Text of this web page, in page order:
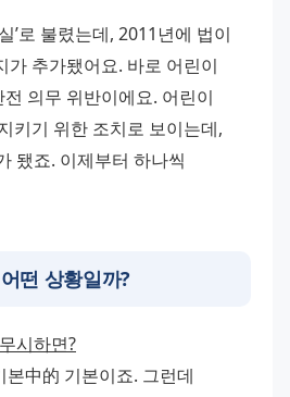
’로 불렸는데, 2011년에 법이
가 추가됐어요. 바로 어린이
의무 위반이에요. 어린이
키기 위한 조치로 보이는데,
됐죠. 이제부터 하나씩
떤 상황일까?
시하면?
中的 기본이죠. 그런데